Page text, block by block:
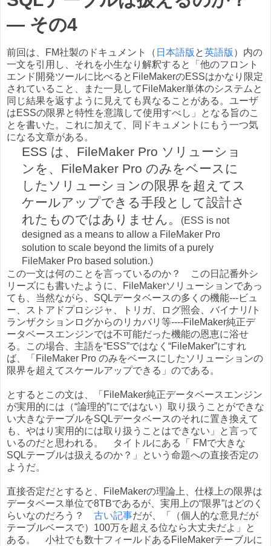
― その4
前回は、FM社製のドキュメント（ 日本語版 と英語版 ）内の
一文を引用し、それを小生なり解釈すると「他のフロント
エンド開発ツールに比べるとFileMakerのESSはかなり限定
されていること、また一見してFileMaker単体のシステムと
同じ結果を返すように見えても異なることがある。ユーザ
はESSの限界と特性を意識して使用すべし」となる旨のこ
とを書いた。これに加えて、同ドキュメントにもう一つ気
になる文章がある。
ESS は、FileMaker Pro ソリューショ
ンを、FileMaker Pro のみをベースに
したソリューションの限界を超えてス
ケールアップできる手段として設計さ
れたものではありません。
(ESS is not
designed as a means to allow a FileMaker Pro
solution to scale beyond the limits of a purely
FileMaker Pro based solution.)
この一文は何のことを言っているのか？ この日記番外シ
リーズにも書いたように、FileMakerソリューションであっ
ても、当然ながら、SQLデータベースの多くの機能---ビュ
ー、ストアドプロシジャ、トリガ、ログ照会、バイナリ/ト
ランザクションログからのリカバリ等----FileMaker純正デ
ータベースエンジンでは不可能だった機能の恩恵に浴せ
る。この場合、主語を“ESS”ではなく“FileMaker”にすれ
ば、「FileMaker Pro のみをベースにしたソリューションの
限界を超えてスケールアップできる」のである。
とするとこの文は、「FileMaker純正データベースエンジン
が実用的には（“論理的”にではない）取り扱うことができな
い大きなテーブルをSQLデータベースのそれに置き換えて
も、やはり実用的には取り扱うことはできない」と言って
いるのだと思われる。 タイトルにある「 FMで大きな
SQLテーブルは扱えるのか？」という命題への直接否定の
ようだ。
直接否定だとすると、FileMakerの理論上、仕様上の限界は
データベース単位で8TBであるが、実用上の“限界”はどのく
らいなのだろう？ 古い記事だが、「（個人的な意見だが
テーブルベースで）100万を超える位なら大丈夫だよ」と
ある。 小社でも数十フィールドあるFileMakerテーブルに